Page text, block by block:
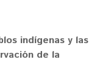
indígenas y las
de la